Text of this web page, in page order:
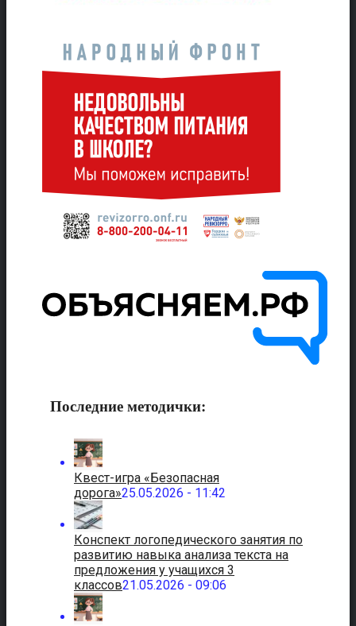
Последние методички:
Квест-игра «Безопасная
дорога»25.05.2026 - 11:42
Конспект логопедического занятия по
развитию навыка анализа текста на
предложения у учащихся 3
классов21.05.2026 - 09:06